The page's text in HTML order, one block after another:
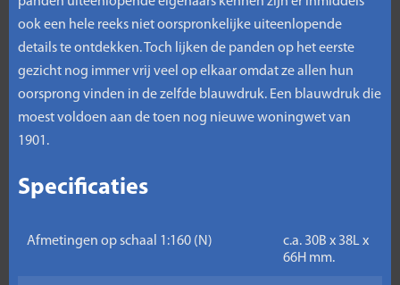
ook een hele reeks niet oorspronkelijke uiteenlopende
details te ontdekken. Toch lijken de panden op het eerste
gezicht nog immer vrij veel op elkaar omdat ze allen hun
oorsprong vinden in de zelfde blauwdruk. Een blauwdruk die
moest voldoen aan de toen nog nieuwe woningwet van
1901.
Specificaties
Afmetingen op schaal 1:160 (N)
c.a. 30B x 38L x
66H mm.